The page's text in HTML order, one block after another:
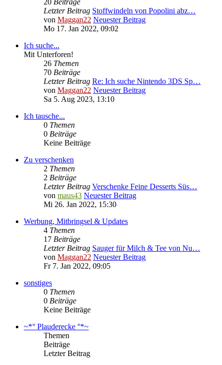
Letzter Beitrag Stoffwindeln von Popolini abz…
von Maggan22 Neuester Beitrag
Mo 17. Jan 2022, 09:02
Ich suche...
Mit Unterforen!
26 Themen
70 Beiträge
Letzter Beitrag Re: Ich suche Nintendo 3DS Sp…
von Maggan22 Neuester Beitrag
Sa 5. Aug 2023, 13:10
Ich tausche...
0 Themen
0 Beiträge
Keine Beiträge
Zu verschenken
2 Themen
2 Beiträge
Letzter Beitrag Verschenke Feine Desserts Süs…
von maus43 Neuester Beitrag
Mi 26. Jan 2022, 15:30
Werbung, Mitbringsel & Updates
4 Themen
17 Beiträge
Letzter Beitrag Sauger für Milch & Tee von Nu…
von Maggan22 Neuester Beitrag
Fr 7. Jan 2022, 09:05
sonstiges
0 Themen
0 Beiträge
Keine Beiträge
~*° Plauderecke °*~
Themen
Beiträge
Letzter Beitrag